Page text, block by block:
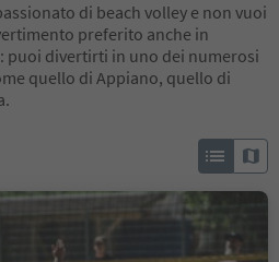
di beach volley e non vuoi
preferito anche in
puoi divertirti in uno dei numerosi
quello di Appiano, quello di
Rablà, Parcines, Merano e dintorni